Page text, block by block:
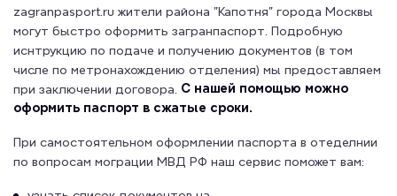
zagranpasport.ru жители района "Капотня" города Москвы
могут быстро оформить загранпаспорт. Подробную
иснтрукцию по подаче и получению документов (в том
числе по метронахождению отделения) мы предоставляем
при заключении договора. С нашей помощью можно
оформить паспорт в сжатые сроки.
При самостоятельном оформлении паспорта в отеделнии
по вопросам мограции МВД РФ наш сервис поможет вам: